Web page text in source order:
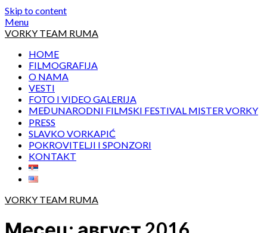
Skip to content
Menu
VORKY TEAM RUMA
HOME
FILMOGRAFIJA
O NAMA
VESTI
FOTO I VIDEO GALERIJA
MEĐUNARODNI FILMSKI FESTIVAL MISTER VORKY
PRESS
SLAVKO VORKAPIĆ
POKROVITELJI I SPONZORI
KONTAKT
VORKY TEAM RUMA